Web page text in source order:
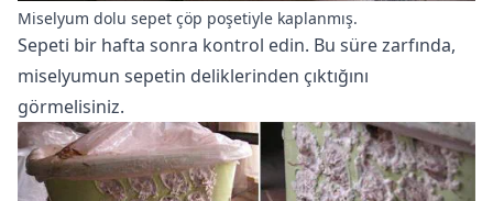
Miselyum dolu sepet çöp poşetiyle kaplanmış.
Sepeti bir hafta sonra kontrol edin. Bu süre zarfında,
miselyumun sepetin deliklerinden çıktığını
görmelisiniz.